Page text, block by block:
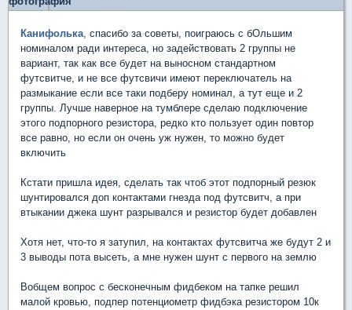
Канифолька, спасибо за советы, поиграюсь с бОльшим
номиналом ради интереса, но задействовать 2 группы не
вариант, так как все будет на выносном стандартном
футсвитче, и не все футсвичи имеют переключатель на
размыкание если все таки подберу номинал, а тут еще и 2
группы. Лучше наверное на тумблере сделаю подключение
этого подпорного резистора, редко кто пользует один повтор
все равно, но если он очень уж нужен, то можно будет
включить
Кстати пришла идея, сделать так чтоб этот подпорный резюк
шунтировался доп контактами гнезда под футсвитч, а при
втыкании джека шунт разрывался и резистор будет добавлен
Хотя нет, что-то я затупил, на контактах футсвитча же будут 2 и
3 выводы пота высеть, а мне нужен шунт с первого на землю
Вобщем вопрос с бесконечным фидбеком на тапке решил
малой кровью, подпер потенциометр фидбэка резистором 10к